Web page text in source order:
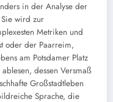
in der Analyse der
wird zur
Metriken und
oder der Paarreim,
am Potsdamer Platz
dessen Versmaß
Großstadtleben
Sprache, die